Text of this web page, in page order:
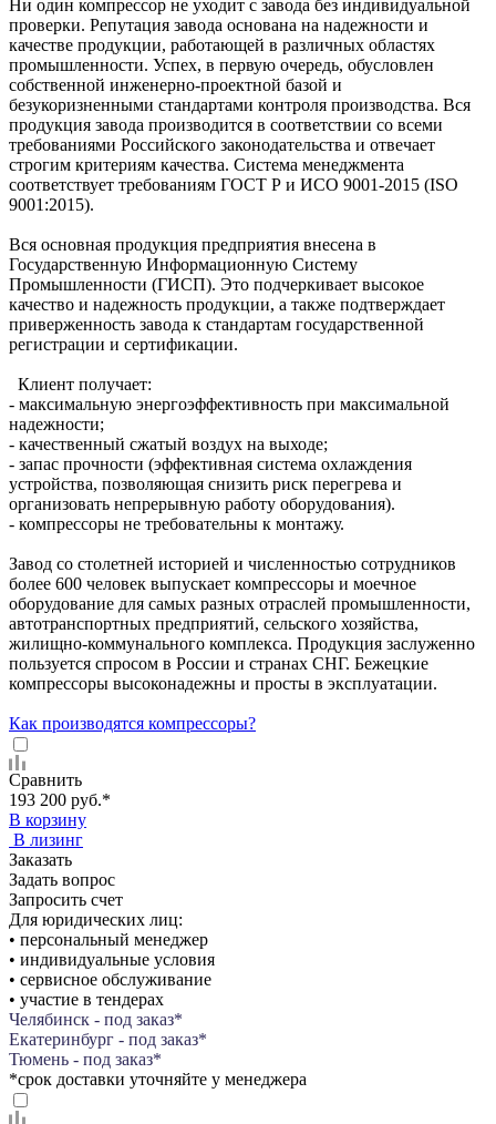
Ни один компрессор не уходит с завода без индивидуальной
проверки. Репутация завода основана на надежности и
качестве продукции, работающей в различных областях
промышленности. Успех, в первую очередь, обусловлен
собственной инженерно-проектной базой и
безукоризненными стандартами контроля производства. Вся
продукция завода производится в соответствии со всеми
требованиями Российского законодательства и отвечает
строгим критериям качества. Система менеджмента
соответствует требованиям ГОСТ Р и ИСО 9001-2015 (ISO
9001:2015).
Вся основная продукция предприятия внесена в
Государственную Информационную Систему
Промышленности (ГИСП). Это подчеркивает высокое
качество и надежность продукции, а также подтверждает
приверженность завода к стандартам государственной
регистрации и сертификации.
Клиент получает:
- максимальную энергоэффективность при максимальной
надежности;
- качественный сжатый воздух на выходе;
- запас прочности (эффективная система охлаждения
устройства, позволяющая снизить риск перегрева и
организовать непрерывную работу оборудования).
- компрессоры не требовательны к монтажу.
Завод со столетней историей и численностью сотрудников
более 600 человек выпускает компрессоры и моечное
оборудование для самых разных отраслей промышленности,
автотранспортных предприятий, сельского хозяйства,
жилищно-коммунального комплекса. Продукция заслуженно
пользуется спросом в России и странах СНГ. Бежецкие
компрессоры высоконадежны и просты в эксплуатации.
Как производятся компрессоры?
Сравнить
193 200 руб.*
В корзину
В лизинг
Заказать
Задать вопрос
Запросить счет
Для юридических лиц:
• персональный менеджер
• индивидуальные условия
• сервисное обслуживание
• участие в тендерах
Челябинск - под заказ*
Екатеринбург - под заказ*
Тюмень - под заказ*
*срок доставки уточняйте у менеджера